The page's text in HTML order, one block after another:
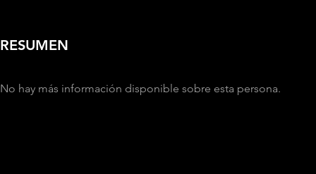
RESUMEN
No hay más información disponible sobre esta persona.